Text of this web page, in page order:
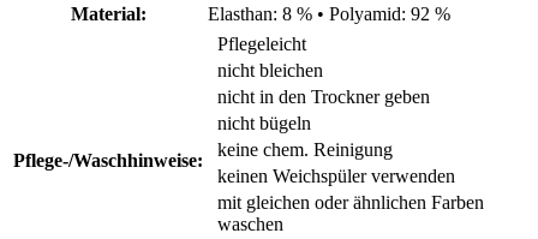
Material:
Elasthan: 8 % • Polyamid: 92 %
Pflege-/Waschhinweise:
Pflegeleicht
nicht bleichen
nicht in den Trockner geben
nicht bügeln
keine chem. Reinigung
keinen Weichspüler verwenden
mit gleichen oder ähnlichen Farben
waschen